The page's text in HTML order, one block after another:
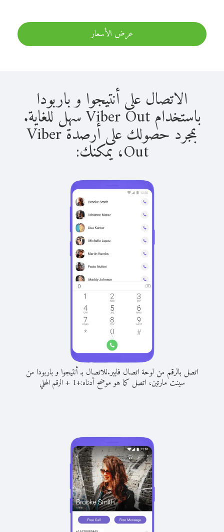
عرض الأسعار
الاتصال على أنتيجوا و باربودا
باستخدام Viber Out سهل للغاية.
بمجرد حصولك على أرصدة Viber
Out، يمكنك:
اتصل بالرقم من لوحة اتصال فايبر.للاتصال بـ أنتيجوا و باربودا من
سينت مارتين، اتصل كما هو موضح أدناه:+
1
+الرقم المحلي